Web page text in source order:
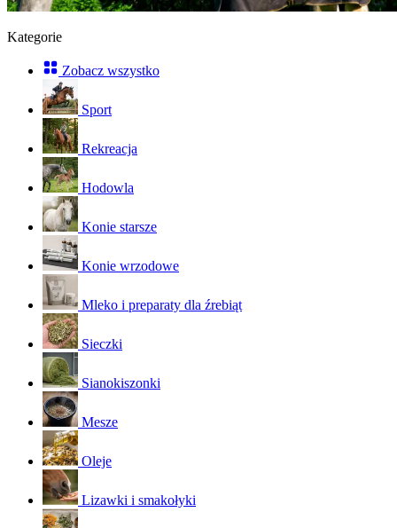
Kategorie
Zobacz wszystko
Sport
Rekreacja
Hodowla
Konie starsze
Konie wrzodowe
Mleko i preparaty dla źrebiąt
Sieczki
Sianokiszonki
Mesze
Oleje
Lizawki i smakołyki